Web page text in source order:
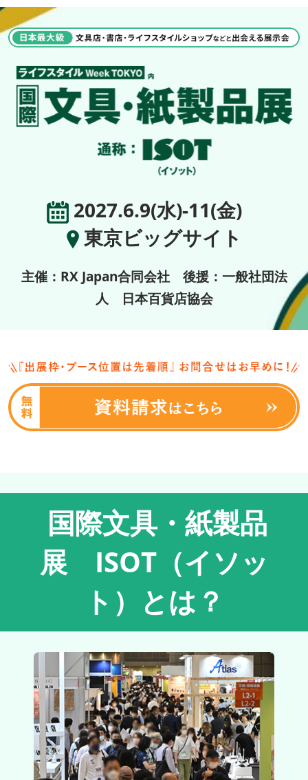
2027.6.9(水)-11(金)
東京ビッグサイト
主催：RX Japan合同会社 後援：一般社団法
人 日本百貨店協会
国際文具・紙製品
展 ISOT（イソッ
ト）とは？